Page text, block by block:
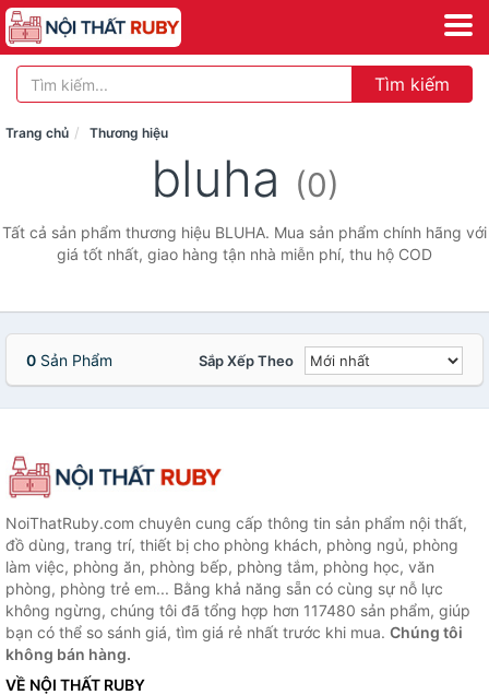
Tìm kiếm
Trang chủ Thương hiệu
bluha (0)
Tất cả sản phẩm thương hiệu BLUHA. Mua sản phẩm chính hãng với
giá tốt nhất, giao hàng tận nhà miễn phí, thu hộ COD
0 Sản Phẩm Sắp Xếp Theo
NoiThatRuby.com chuyên cung cấp thông tin sản phẩm nội thất,
đồ dùng, trang trí, thiết bị cho phòng khách, phòng ngủ, phòng
làm việc, phòng ăn, phòng bếp, phòng tắm, phòng học, văn
phòng, phòng trẻ em... Bằng khả năng sẵn có cùng sự nỗ lực
không ngừng, chúng tôi đã tổng hợp hơn 117480 sản phẩm, giúp
bạn có thể so sánh giá, tìm giá rẻ nhất trước khi mua. Chúng tôi
không bán hàng.
VỀ NỘI THẤT RUBY